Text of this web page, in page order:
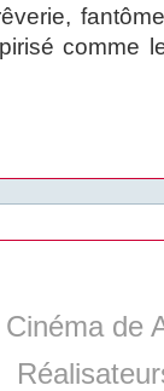
comme
Cinéma de